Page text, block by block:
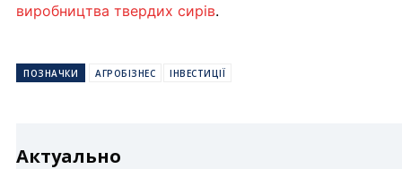
виробництва твердих сирів.
ПОЗНАЧКИ АГРОБІЗНЕС ІНВЕСТИЦІЇ
Актуально